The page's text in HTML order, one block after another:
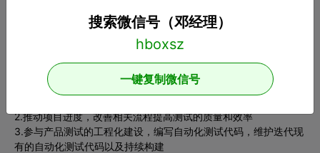
广州 1-3年 本科以上
职位描述：
1.对产品的需求进行分析，编写测试计划、执行测试用例，反馈报
2.推动项目进度，改善相关流程提高测试的质量和效率
3.参与产品测试的工程化建设，编写自动化测试代码，维护迭代现
有的自动化测试代码以及持续构建
搜索微信号（邓经理）
一键复制微信号